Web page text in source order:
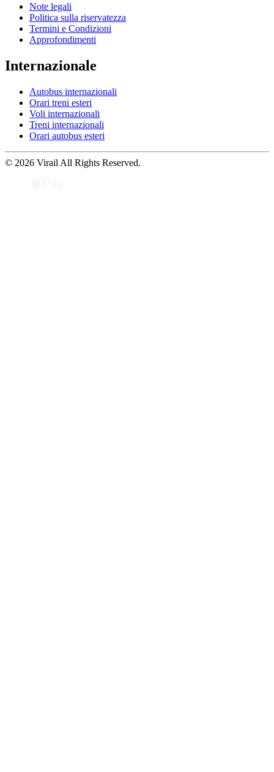
Note legali
Politica sulla riservatezza
Termini e Condizioni
Approfondimenti
Internazionale
Autobus internazionali
Orari treni esteri
Voli internazionali
Treni internazionali
Orari autobus esteri
© 2026 Virail All Rights Reserved.